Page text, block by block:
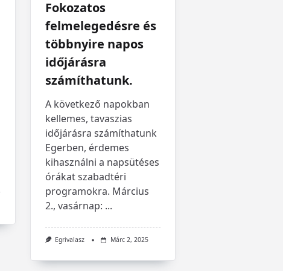
Fokozatos
felmelegedésre és
többnyire napos
időjárásra
számíthatunk.
A következő napokban
kellemes, tavaszias
időjárásra számíthatunk
Egerben, érdemes
kihasználni a napsütéses
órákat szabadtéri
programokra. Március
2., vasárnap: ...
Egrivalasz Márc 2, 2025